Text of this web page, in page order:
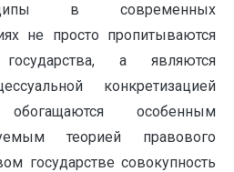
в современных
не просто пропитываются
а являются
конкретизацией
особенным
теорией правового
государстве совокупность